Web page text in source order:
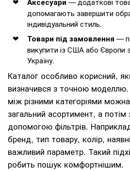
допомагають завершити
індивідуальний стиль.
Товари під замовлення —
викупити із США або Європи
Україну.
Каталог особливо корисний,
визначився з точною моделлю.
між різними категоріями
загальний асортимент, а потім
допомогою фільтрів.
бренд, тип товару, колір,
важливий параметр. Такий
робить пошук комфортнішим.